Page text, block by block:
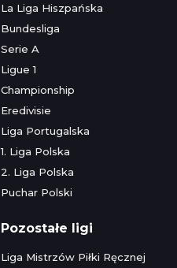
La Liga Hiszpańska
Bundesliga
Serie A
Ligue 1
Championship
Eredivisie
Liga Portugalska
1. Liga Polska
2. Liga Polska
Puchar Polski
Pozostałe ligi
Liga Mistrzów Piłki Ręcznej